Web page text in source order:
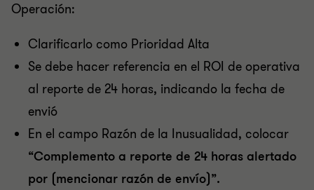
Operación:
Clarificarlo como Prioridad Alta
Se debe hacer referencia en el ROI de operativa
al reporte de 24 horas, indicando la fecha de
envió
En el campo Razón de la Inusualidad, colocar
“Complemento a reporte de 24 horas alertado
por (mencionar razón de envío)”.